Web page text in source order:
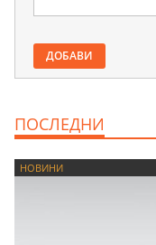
ДОБАВИ
ПОСЛЕДНИ
НОВИНИ